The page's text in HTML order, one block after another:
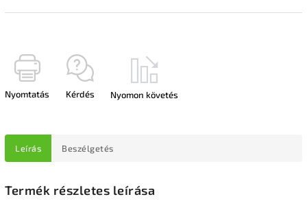
Nyomtatás Kérdés Nyomon követés
Leírás Beszélgetés
Termék részletes leírása